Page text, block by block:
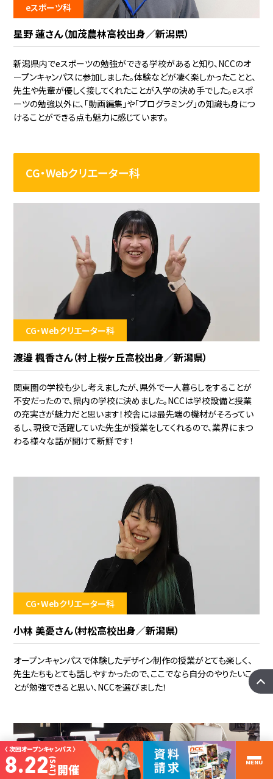
eスポーツ科
星野 蓮さん（加茂農林高校出身／新潟県）
新潟県内でeスポーツの勉強ができる学校があると知り、NCCのオ
ープンキャンパスに参加しました。体験などが凄く楽しかったことと、
先生や先輩が優しく接してくれたことが入学の決め手でした。eスポ
ーツの勉強以外に、「動画編集」や「プログラミング」の知識も身につ
けることができる点も魅力に感じています。
CG・Webクリエーター科
CG・Webクリエーター科
渡邉 楓香さん（村上桜ヶ丘高校出身／新潟県）
関東圏の学校も少し考えましたが、県外で一人暮らしをすることが
不安だったので、県内の学校に決めました。NCCは学校設備と授業
の充実さが魅力だと思います！校舎には最先端の機材がそろってい
るし、現役で活躍していた先生が授業をしてくれるので、業界にまつ
わる様々な話が聞けて新鮮です！
CG・Webクリエーター科
小林 美憂さん（村松高校出身／新潟県）
オープンキャンパスで体験したデザイン制作の授業がとても楽しく、
先生たちもとても話しやすかったので、ここでなら自分のやりたいこ
とが勉強できると思い、NCCを選びました！
〈 次回オープンキャンパス 〉
8.22(SAT)開催 MENU